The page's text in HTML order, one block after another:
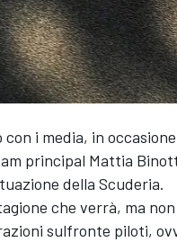
i media, in
principal Mattia
della Scuderia.
che verrà, ma
sulfronte piloti,